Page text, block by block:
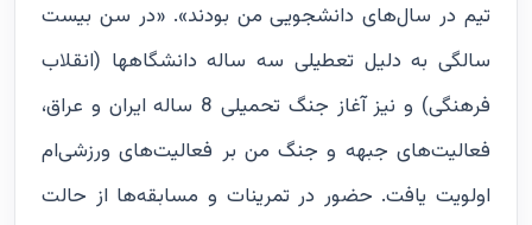
تیم در سال‌های دانشجویی من بودند». «در سن بیست
سالگی به دلیل تعطیلی سه ساله دانشگاهها (انقلاب
فرهنگی) و نیز آغاز جنگ تحمیلی 8 ساله ایران و عراق،
فعالیت‌های جبهه و جنگ من بر فعالیت‌های ورزشی‌ام
اولویت یافت. حضور در تمرینات و مسابقه‌ها از حالت